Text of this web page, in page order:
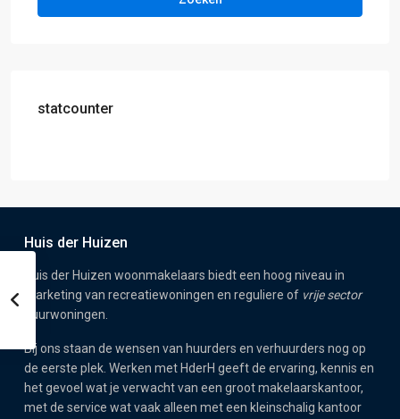
statcounter
Huis der Huizen
Huis der Huizen woonmakelaars biedt een hoog niveau in
marketing van recreatiewoningen en reguliere of vrije sector
huurwoningen.
Bij ons staan de wensen van huurders en verhuurders nog op
de eerste plek. Werken met HderH geeft de ervaring, kennis en
het gevoel wat je verwacht van een groot makelaarskantoor,
met de service wat vaak alleen met een kleinschalig kantoor